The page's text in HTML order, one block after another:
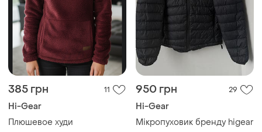
385 грн 11
Hi-Gear
Плюшевое худи
950 грн 29
Hi-Gear
Мікропуховик бренду higear